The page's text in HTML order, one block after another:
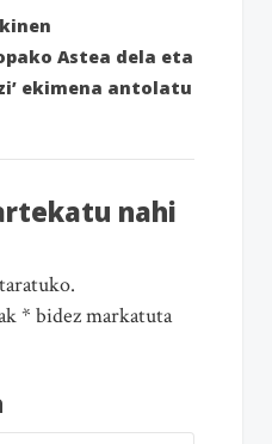
Astea dela eta
ekimena antolatu
nahi
* bidez markatuta